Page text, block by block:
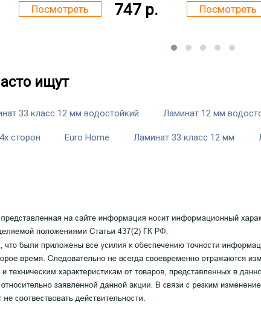
Посмотреть 747 р. Посмотреть
ищут
33 класс 12 мм водостойкий Ламинат 12 мм
сторон Euro Home Ламинат 33 класс 12 мм